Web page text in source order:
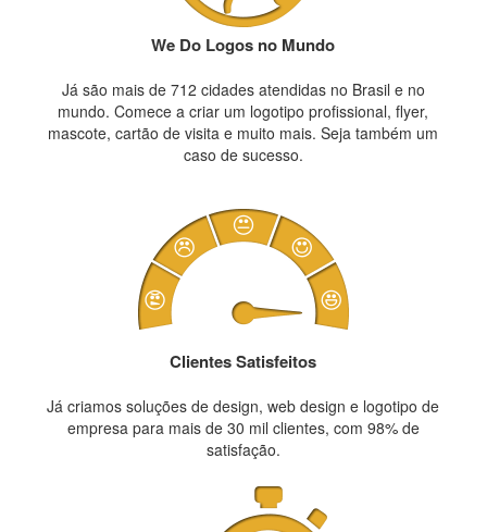
We Do Logos no Mundo
Já são mais de 712 cidades atendidas no Brasil e no
mundo. Comece a criar um logotipo profissional, flyer,
mascote, cartão de visita e muito mais. Seja também um
caso de sucesso.
Clientes Satisfeitos
Já criamos soluções de design, web design e logotipo de
empresa para mais de 30 mil clientes, com 98% de
satisfação.